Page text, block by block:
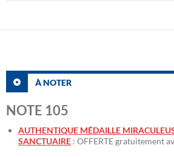
À NOTER
NOTE 105
AUTHENTIQUE MÉDAILLE
SANCTUAIRE : OFFERTE gratuitement